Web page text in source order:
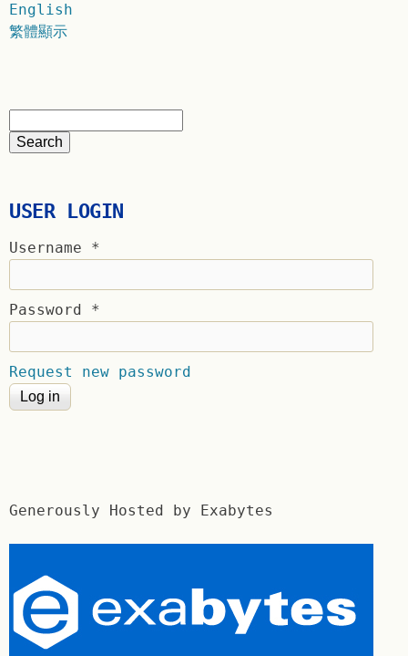
English
繁體顯示
USER LOGIN
Username *
Password *
Request new password
Generously Hosted by Exabytes